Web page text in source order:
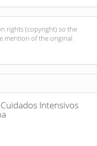
rights (copyright) so the
mention of the original
Intensivos